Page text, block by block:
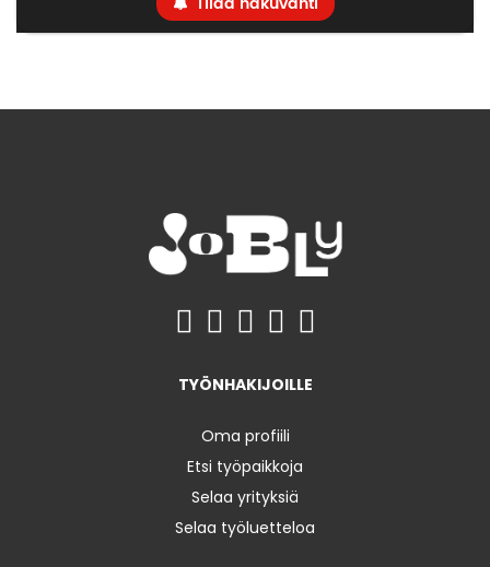
TYÖNHAKIJOILLE
Oma profiili
Etsi työpaikkoja
Selaa yrityksiä
Selaa työluetteloa